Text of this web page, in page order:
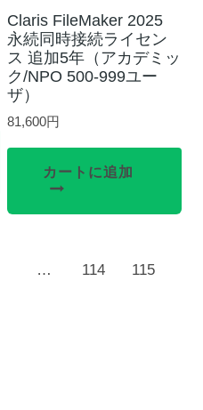
Claris FileMaker 2025
永続同時接続ライセン
ス 追加5年（アカデミッ
ク/NPO 500-999ユー
ザ）
81,600円
カートに追加
… 114 115